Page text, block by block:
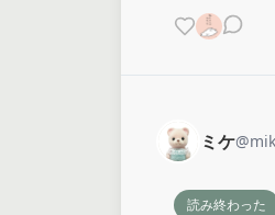
ミケ@
読み終わった